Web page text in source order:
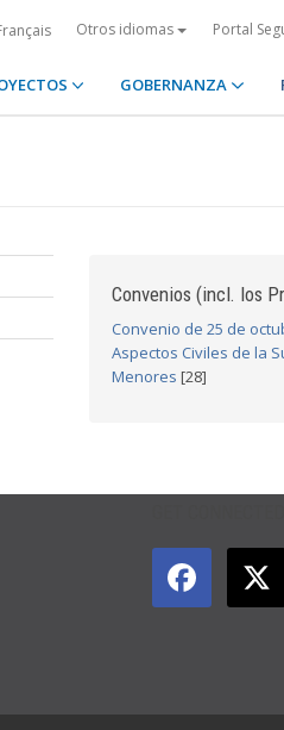
Otros idiomas Portal
GOBERNANZA
Convenios (incl. los
Convenio de 25 de
Aspectos Civiles de la
Menores [28]